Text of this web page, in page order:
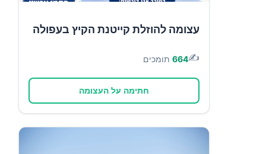
עצומה להוזלת קייטנת הקיץ בעפולה
✍️
664 תומכים
חתימה על העצומה